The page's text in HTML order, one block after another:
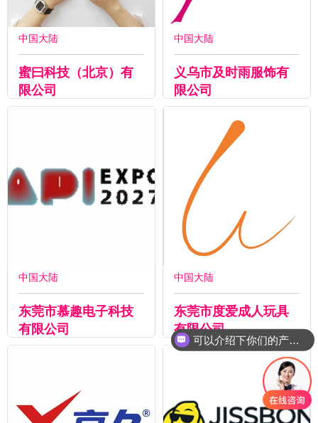
中国大陆
蜜曰科技（北京）有
限公司
中国大陆
义乌市及时雨服饰有
限公司
中国大陆
东莞市慕趣电子科技
有限公司
中国大陆
东莞市度爱成人玩具
有限公司
可以介绍下你们的产品么